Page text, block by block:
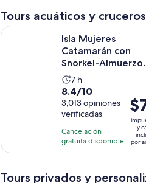
Tours acuáticos y cruceros
Isla Mujeres
Catamarán con
Snorkel-Almuerzo
Opcional, Bar
Abierto y Traslad...
La
actividad
dura
7
horas
7 h
8.4
de
10
con
3013
opiniones
8.4/10
3,013 opiniones
verificadas
Cancelación
gratuita disponible
El
es
de
$79.
y
por
Isla Mujeres Catamarán con
Tours privados y